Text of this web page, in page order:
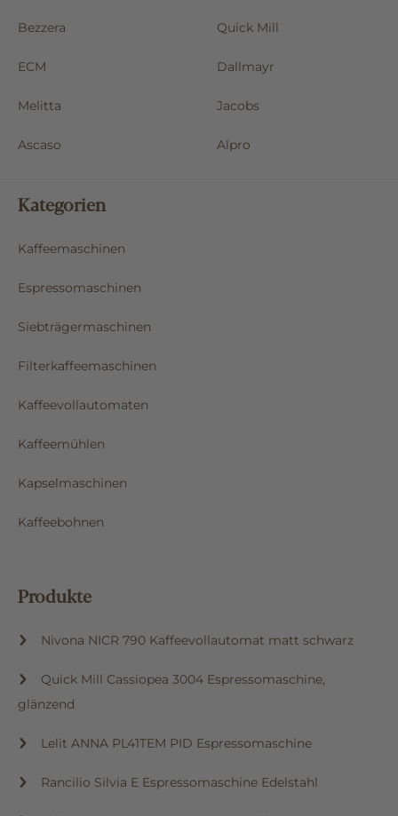
Bezzera Quick Mill
ECM Dallmayr
Melitta Jacobs
Ascaso Alpro
Kategorien
Kaffeemaschinen
Espressomaschinen
Siebträgermaschinen
Filterkaffeemaschinen
Kaffeevollautomaten
Kaffeemühlen
Kapselmaschinen
Kaffeebohnen
Produkte
Nivona NICR 790 Kaffeevollautomat matt schwarz
Quick Mill Cassiopea 3004 Espressomaschine,
glänzend
Lelit ANNA PL41TEM PID Espressomaschine
Rancilio Silvia E Espressomaschine Edelstahl